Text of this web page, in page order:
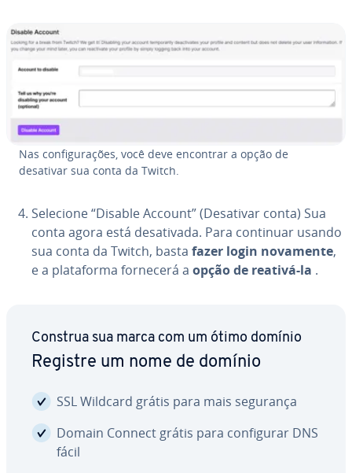
Nas con­fi­gu­ra­ções, você deve encontrar a opção de
desativar sua conta da Twitch.
Selecione “Disable Account” (Desativar conta) Sua
conta agora está de­sa­ti­vada. Para continuar usando
sua conta da Twitch, basta fazer login novamente,
e a pla­ta­forma fornecerá a opção de reativá-la .
Construa sua marca com um ótimo domínio
Registre um nome de domínio
SSL Wildcard grátis para mais segurança
Domain Connect grátis para con­fi­gu­rar DNS
fácil